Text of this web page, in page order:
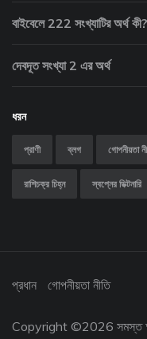
বাইবেলে 222 সংখ্যাটির অর্থ কী?
দেবদূত সংখ্যা 2 এর অর্থ
ধরন
প্রাণী ব্লগ গোপনীয়তা
রাশিচক্র চিহ্ন স্বপ্নের ডিক্টনারি
প্রধান গোপনীয়তা নীতি
Copyright ©2026 সমস্ত